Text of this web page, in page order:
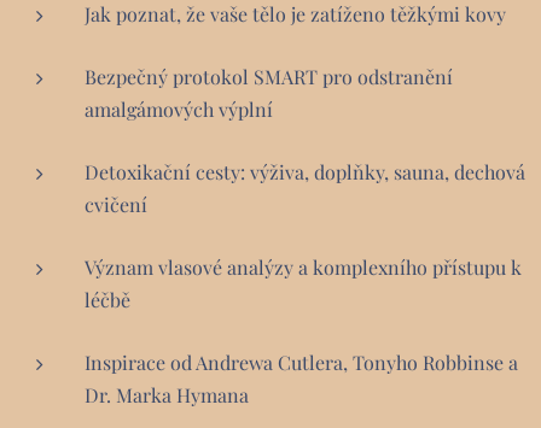
Jak poznat, že vaše tělo je zatíženo těžkými kovy
Bezpečný protokol SMART pro odstranění
amalgámových výplní
Detoxikační cesty: výživa, doplňky, sauna, dechová
cvičení
Význam vlasové analýzy a komplexního přístupu k
léčbě
Inspirace od Andrewa Cutlera, Tonyho Robbinse a
Dr. Marka Hymana